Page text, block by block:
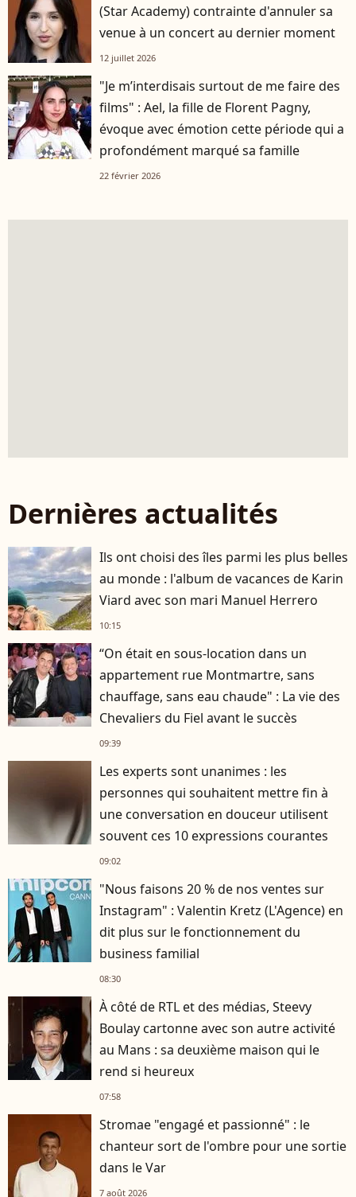
(Star Academy) contrainte d'annuler sa
venue à un concert au dernier moment
12 juillet 2026
"Je m’interdisais surtout de me faire des
films" : Ael, la fille de Florent Pagny,
évoque avec émotion cette période qui a
profondément marqué sa famille
22 février 2026
Dernières actualités
Ils ont choisi des îles parmi les plus belles
au monde : l'album de vacances de Karin
Viard avec son mari Manuel Herrero
10:15
“On était en sous-location dans un
appartement rue Montmartre, sans
chauffage, sans eau chaude" : La vie des
Chevaliers du Fiel avant le succès
09:39
Les experts sont unanimes : les
personnes qui souhaitent mettre fin à
une conversation en douceur utilisent
souvent ces 10 expressions courantes
09:02
"Nous faisons 20 % de nos ventes sur
Instagram" : Valentin Kretz (L'Agence) en
dit plus sur le fonctionnement du
business familial
08:30
À côté de RTL et des médias, Steevy
Boulay cartonne avec son autre activité
au Mans : sa deuxième maison qui le
rend si heureux
07:58
Stromae "engagé et passionné" : le
chanteur sort de l'ombre pour une sortie
dans le Var
7 août 2026